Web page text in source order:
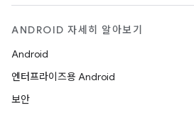
ANDROID 자세히 알아보기
Android
엔터프라이즈용 Android
보안